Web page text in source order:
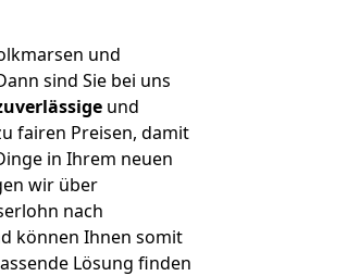
und
sind Sie bei uns
und
fairen Preisen, damit
in Ihrem neuen
wir über
nach
können Ihnen somit
Lösung finden